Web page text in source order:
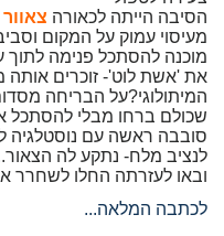
הסיבה הייתה לכאורה
מעיסוי עמוק על המקום
מוכנה להסתכל פנימה
את 'אשת לוט'- זוכרים אותה
המיתולוגי?על הבריחה
שכולם ברחו מבלי להסתכל
סובבה ראשה עם נוסטלגיה
לנציב מלח- נתקע לה
ובאו לעזרתה החלו לשחרר
לכתבה המלאה...